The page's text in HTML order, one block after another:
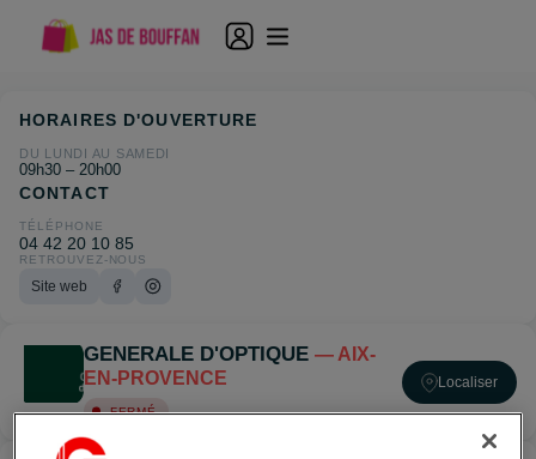
GENERALE D'OPTIQUE — AIX-
EN-PROVENCE
FERMÉ
Localiser
HORAIRES D'OUVERTURE
DU LUNDI AU SAMEDI
09h30 – 20h00
CONTACT
TÉLÉPHONE
04 42 20 10 85
RETROUVEZ-NOUS
Site web